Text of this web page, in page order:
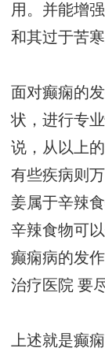
用。并能增
和其过于苦
面对癫痫的
状，进行专
说，从以上
有些疾病则
姜属于辛辣
辛辣食物可
癫痫病的发
治疗医院 要
上述就是癫